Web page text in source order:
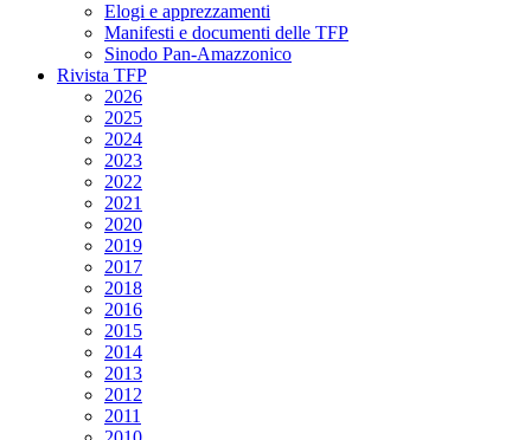
Elogi e apprezzamenti
Manifesti e documenti delle TFP
Sinodo Pan-Amazzonico
Rivista TFP
2026
2025
2024
2023
2022
2021
2020
2019
2017
2018
2016
2015
2014
2013
2012
2011